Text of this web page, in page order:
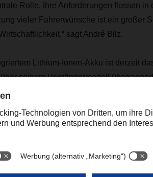
Rolle, ihre Anforderungen flossen in
vieler Fahrerwünsche ist ein großer
sagt André Bilz.
Lithium-Ionen-Akku ist derzeit
seinem Vorgängermodell
Abschied des seitlichen
ausreichende Energieversorgung
leistungsstärkeren und
Anpassung der Ladeinfrastruktur
auf die entsprechende neue